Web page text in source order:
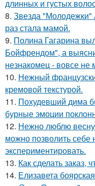
длинных и густых
8. Звезда "Молодежки"
раз стала мамой.
9. Полина Гагарина
Бойфрендом", а
незнакомец - вовсе
10. Нежный
кремовой текстурой.
11. Похудевший дима
бурные эмоции
12. Нежно люблю весну
можно позволить себе
экспериментировать.
13. Как сделать заказ,
14. Елизавета